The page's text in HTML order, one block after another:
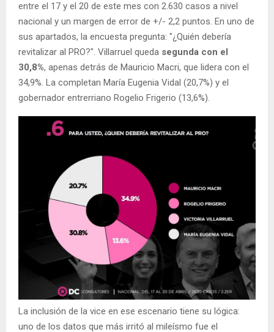
entre el 17 y el 20 de este mes con 2.630 casos a nivel
nacional y un margen de error de +/- 2,2 puntos. En uno de
sus apartados, la encuesta pregunta: "¿Quién debería
revitalizar al PRO?". Villarruel queda segunda con el
30,8%, apenas detrás de Mauricio Macri, que lidera con el
34,9%. La completan María Eugenia Vidal (20,7%) y el
gobernador entrerriano Rogelio Frigerio (13,6%).
La inclusión de la vice en ese escenario tiene su lógica:
uno de los datos que más irritó al mileísmo fue el